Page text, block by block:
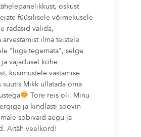
oskust
füüsilisele võimekusele
radasid valida,
ilma teistele
"liiga tegemata", selge
vajadusel kohe
küsimustele vastamise
suutis Mikk üllatada oma
Tore reis oli. Minu
ja kindlasti soovin
sobivaid aegu ja
Aitäh veelkord!